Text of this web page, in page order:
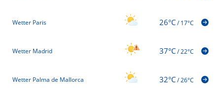
Wetter Paris 26°C/17°C
Wetter Madrid 37°C/22°C
Wetter Palma de Mallorca 32°C/26°C